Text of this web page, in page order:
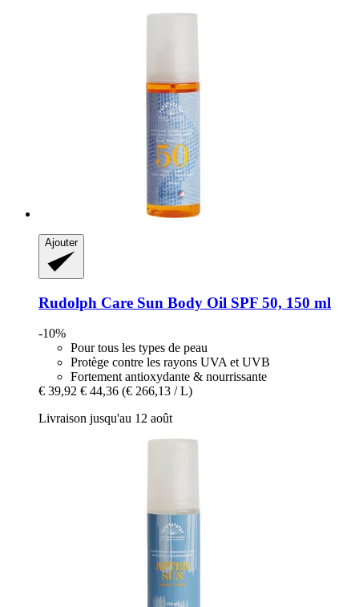
Ajouter
Rudolph Care Sun Body Oil SPF 50, 150 ml
-10%
Pour tous les types de peau
Protège contre les rayons UVA et UVB
Fortement antioxydante & nourrissante
€ 39,92 € 44,36 (€ 266,13 / L)
Livraison jusqu'au 12 août